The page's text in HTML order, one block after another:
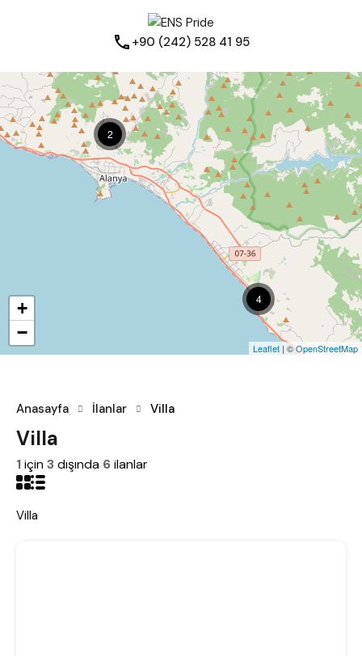
+90 (242) 528 41 95
4
2
+
−
Leaflet | ©OpenStreetMap
Anasayfa İlanlar Villa
Villa
1için3dışında 6ilanlar
Villa